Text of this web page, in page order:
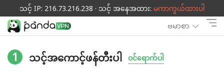
သင့် IP: 216.73.216.238 · သင့် အနေအထား: မကာကွယ်ထားပါ
ဗမာစာ
1 သင့်အကောင့်ဖန်တီးပါ ဝင်ရောက်ပါ